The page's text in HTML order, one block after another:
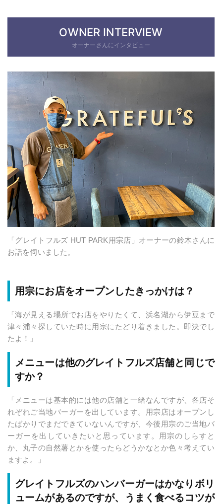
OWNER INTERVIEW
オーナーさんにインタビュー
「グレイトフルズ HUT PARK用宗店」オーナーの鈴木さんに
お話を伺いました。
用宗にお店をオープンしたきっかけは？
「海が見える場所でお店をやりたくて、浜名湖から伊豆まで
津々浦々探していた時に用宗にたどり着きました。即決でし
たよ！」
メニューは他のグレイトフルズ店舗と同じで
すか？
「メニューは基本的には他の店舗と一緒なんですが、各店そ
れぞれご当地バーガーを出しています。用宗店はオープンし
たばかりでまだできていないんですが、今後用宗のご当地バ
ーガーを出していきたいと思っています。用宗のしらすと
か、丸子の自然薯とかを使ったらどうかなとか色々考えてい
ますよ。」
グレイトフルズのハンバーガーはかなりボリ
ュームがあるのですが、うまく食べるコツが